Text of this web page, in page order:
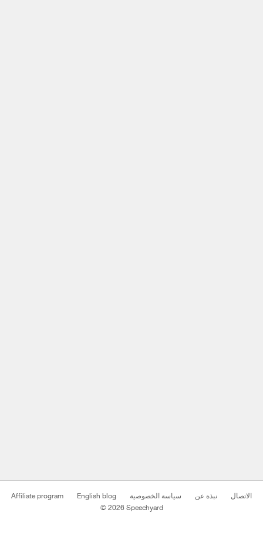
Affiliate program English blog سياسة الخصوصية نبذة عن
الاتصال
© 2026 Speechyard